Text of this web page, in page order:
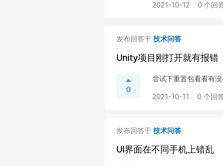
2021-10-12 0 个回
发布回答于 技术问答
Unity项目刚打开就有报错
0
尝试下重置包看看有
2021-10-11 0 个回
发布回答于 技术问答
UI界面在不同手机上错乱